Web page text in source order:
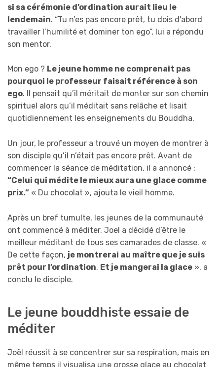
si sa cérémonie d’ordination aurait lieu le
lendemain. “Tu n’es pas encore prêt, tu dois d’abord
travailler l’humilité et dominer ton ego”, lui a répondu
son mentor.
Mon ego ? Le jeune homme ne comprenait pas
pourquoi le professeur faisait référence à son
ego. Il pensait qu’il méritait de monter sur son chemin
spirituel alors qu’il méditait sans relâche et lisait
quotidiennement les enseignements du Bouddha.
Un jour, le professeur a trouvé un moyen de montrer à
son disciple qu’il n’était pas encore prêt. Avant de
commencer la séance de méditation, il a annoncé :
“Celui qui médite le mieux aura une glace comme
prix.” « Du chocolat », ajouta le vieil homme.
Après un bref tumulte, les jeunes de la communauté
ont commencé à méditer. Joel a décidé d’être le
meilleur méditant de tous ses camarades de classe. «
De cette façon, je montrerai au maître que je suis
prêt pour l’ordination. Et je mangerai la glace », a
conclu le disciple.
Le jeune bouddhiste essaie de
méditer
Joël réussit à se concentrer sur sa respiration, mais en
même temps il visualisa une grosse glace au chocolat